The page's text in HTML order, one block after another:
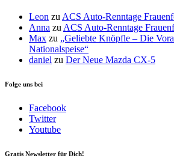
Leon zu ACS Auto-Renntage
Anna zu ACS Auto-Renntage
Max zu „Geliebte Knöpfle – Die
Nationalspeise“
daniel zu Der Neue Mazda CX-5
Folge uns bei
Facebook
Twitter
Youtube
Gratis Newsletter für Dich!